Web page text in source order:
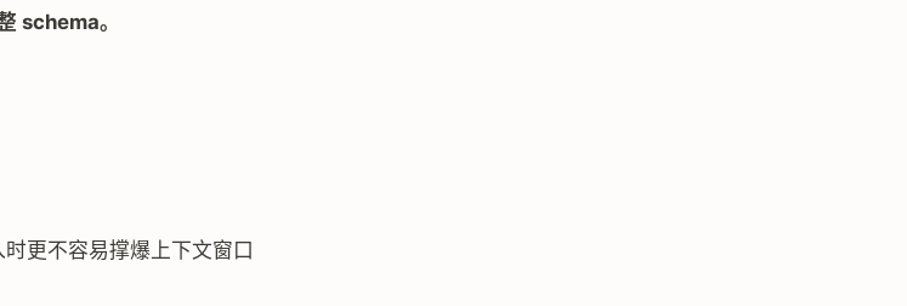
schema。
更不容易撑爆上下文窗口